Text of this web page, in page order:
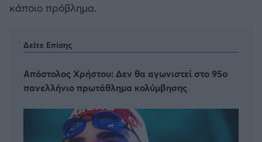
κάποιο πρόβλημα.
Δείτε Επίσης
Απόστολος Χρήστου: Δεν θα αγωνιστεί στο 95o
πανελλήνιο πρωτάθλημα κολύμβησης